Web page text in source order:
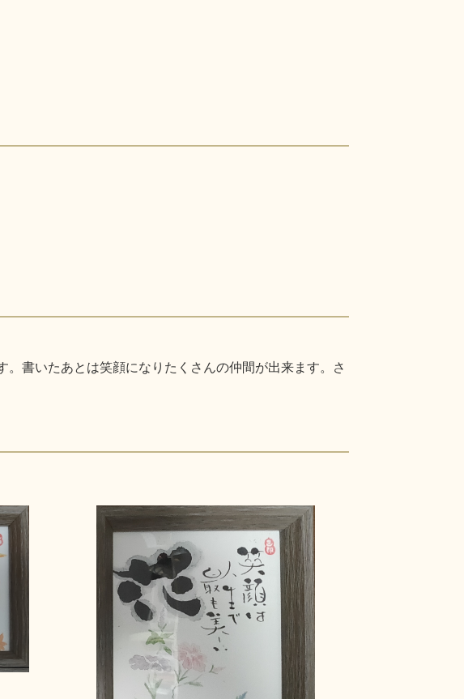
書いたあとは笑顔になりたくさんの仲間が出来ます。さ